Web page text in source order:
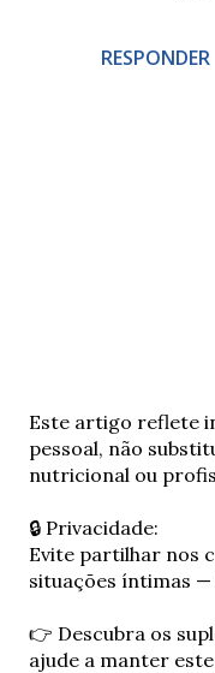
RESPONDER
E
n
v
a
r
u
c
o
Este artigo reflete
pessoal, não
nutricional ou
🔒 Privacidade:
Evite partilhar nos
situações íntimas
👉 Descubra os
ajude a manter